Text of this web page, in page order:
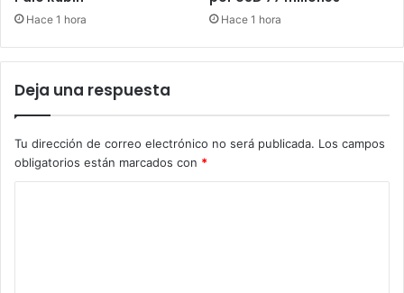
Hace 1 hora Hace 1 hora
Deja una respuesta
Tu dirección de correo electrónico no será publicada. Los campos
obligatorios están marcados con *